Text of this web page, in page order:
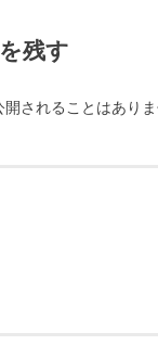
残す
されることはありま